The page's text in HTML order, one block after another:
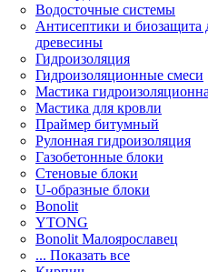
Водосточные системы
Антисептики и биозащита
древесины
Гидроизоляция
Гидроизоляционные смеси
Мастика
Мастика для кровли
Праймер битумный
Рулонная гидроизоляция
Газобетонные блоки
Стеновые блоки
U-образные блоки
Bonolit
YTONG
Bonolit Малоярославец
... Показать все